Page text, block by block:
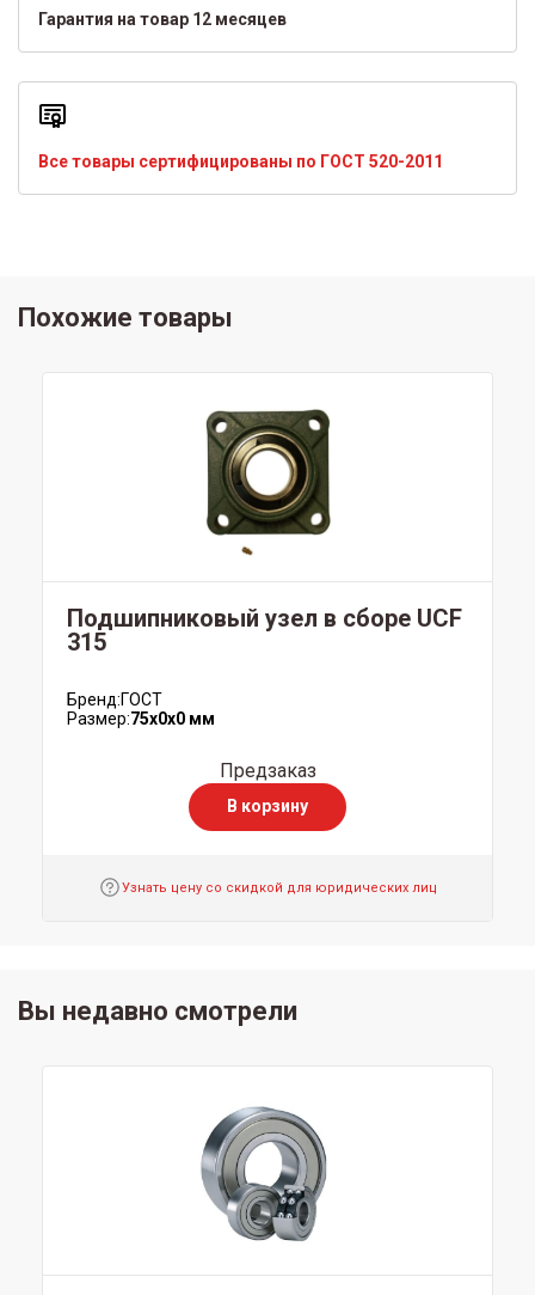
Гарантия на товар 12 месяцев
Все товары сертифицированы по ГОСТ 520-2011
Похожие товары
Подшипниковый узел в сборе UCF
315
Бренд:ГОСТ
Размер:75x0x0 мм
Предзаказ
В корзину
Узнать цену со скидкой для юридических лиц
Вы недавно смотрели